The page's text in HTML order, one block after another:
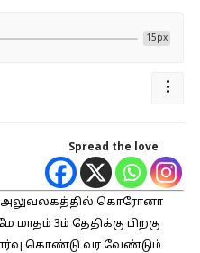
15px
Spread the love
அலுவலகத்தில் கொரோனா
மாதம் 3ம் தேதிக்கு பிறகு
கொண்டு வர வேண்டும்